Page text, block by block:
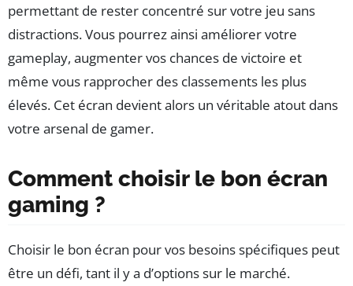
permettant de rester concentré sur votre jeu sans
distractions. Vous pourrez ainsi améliorer votre
gameplay, augmenter vos chances de victoire et
même vous rapprocher des classements les plus
élevés. Cet écran devient alors un véritable atout dans
votre arsenal de gamer.
Comment choisir le bon écran
gaming ?
Choisir le bon écran pour vos besoins spécifiques peut
être un défi, tant il y a d’options sur le marché.